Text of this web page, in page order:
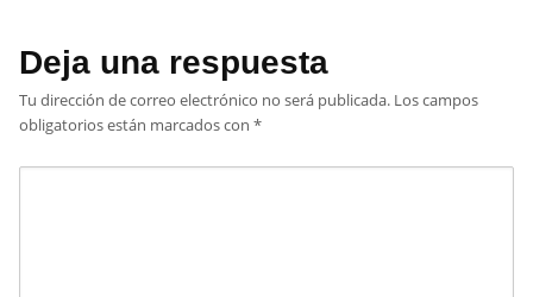
Deja una respuesta
Tu dirección de correo electrónico no será publicada. Los campos
obligatorios están marcados con *